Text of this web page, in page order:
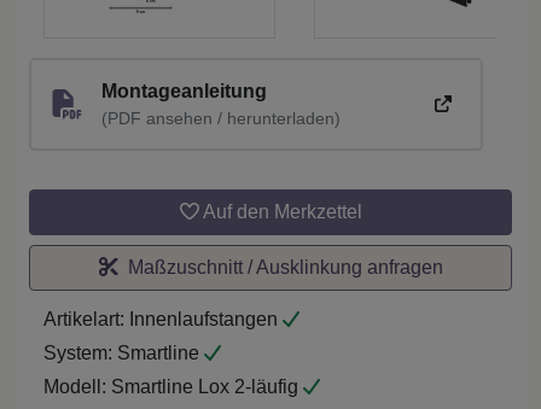
Montageanleitung
(PDF ansehen / herunterladen)
Auf den Merkzettel
Maßzuschnitt / Ausklinkung anfragen
Artikelart: Innenlaufstangen
System: Smartline
Modell: Smartline Lox 2-läufig